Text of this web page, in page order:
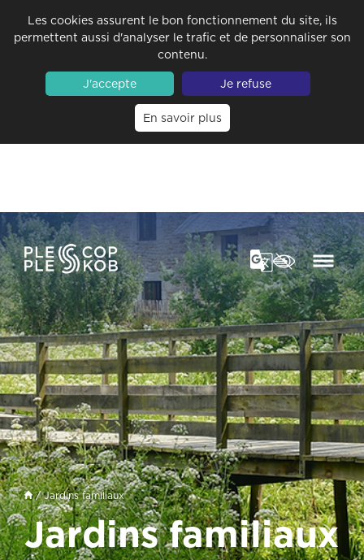
Les cookies assurent le bon fonctionnement du site, ils
permettent aussi d'analyser le trafic et de personnaliser son
contenu.
J'accepte
Je refuse
En savoir plus
/ Jardins familiaux
Jardins familiaux